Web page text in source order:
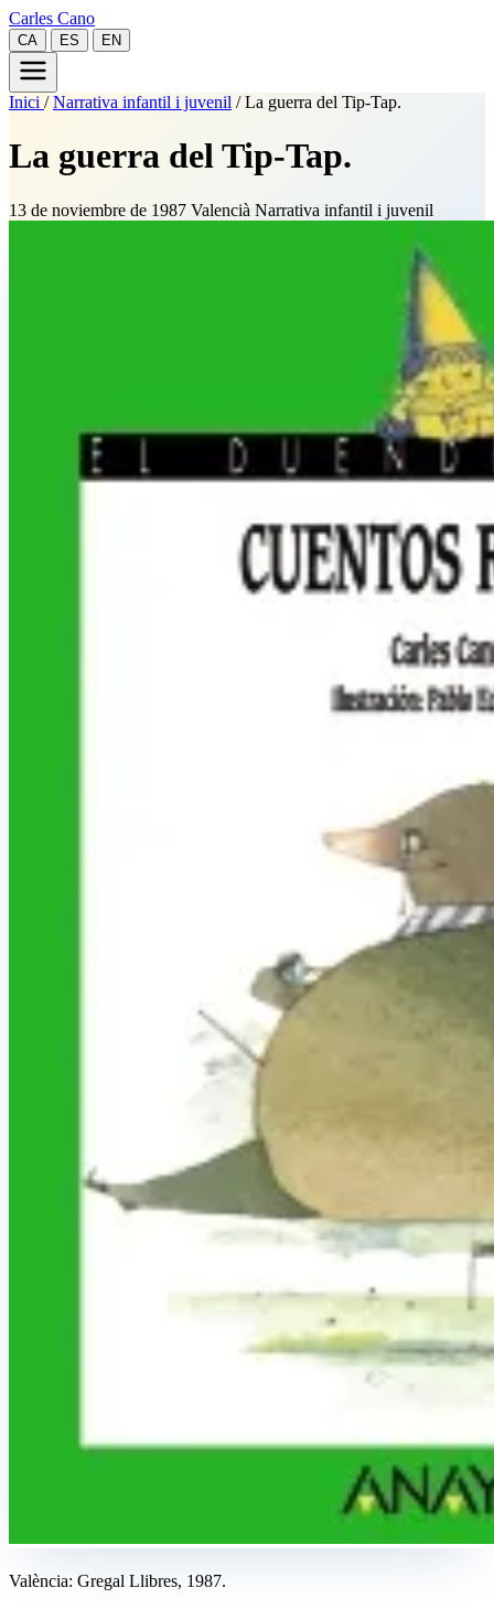
Carles Cano
CA ES EN
Inici / Narrativa infantil i juvenil / La guerra del Tip-Tap.
La guerra del Tip-Tap.
13 de noviembre de 1987 Valencià Narrativa infantil i juvenil
València: Gregal Llibres, 1987.